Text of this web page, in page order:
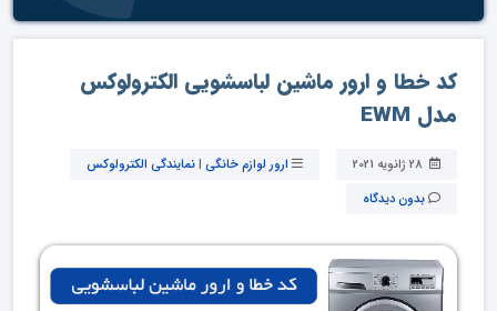
کد خطا و ارور ماشین لباسشویی الکترولوکس
مدل EWM
ارور لوازم خانگی |نمایندگی الکترولوکس
بدون دیدگاه